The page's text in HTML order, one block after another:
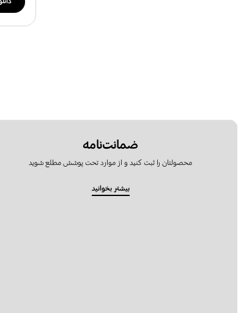
ضمانت‌نامه
محصولتان را ثبت کنید و از موارد تحت پوشش مطلع شوید
بیشتر بخوانید